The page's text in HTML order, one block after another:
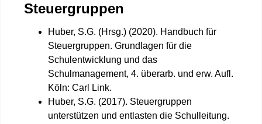
Steuergruppen
Huber, S.G. (Hrsg.) (2020). Handbuch für
Steuergruppen. Grundlagen für die
Schulentwicklung und das
Schulmanagement, 4. überarb. und erw. Aufl.
Köln: Carl Link.
Huber, S.G. (2017). Steuergruppen
unterstützen und entlasten die Schulleitung.